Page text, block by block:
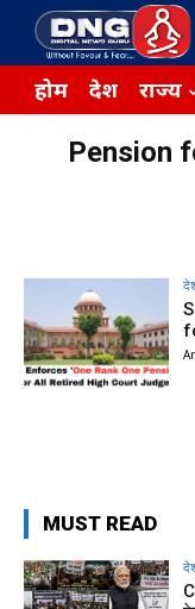
होम देश राज्य
Pension
MUST READ